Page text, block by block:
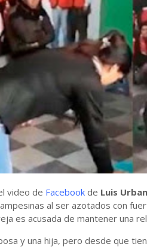
video de Facebook de Luis
al ser azotados con
es acusada de mantener una
y una hija, pero desde que